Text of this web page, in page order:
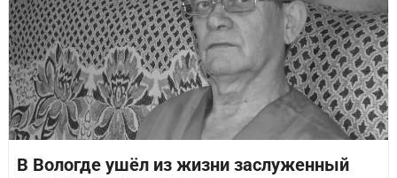
В Вологде ушёл из жизни заслуженный